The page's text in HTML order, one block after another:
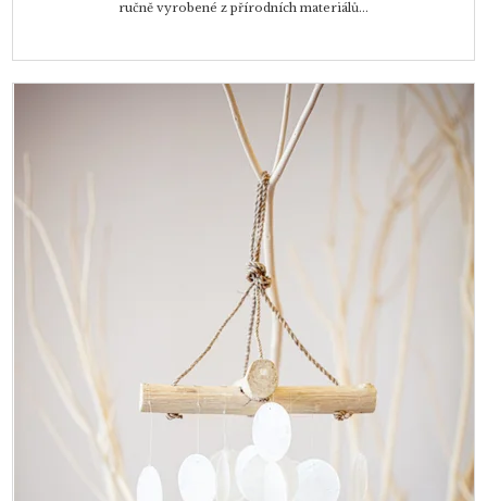
ručně vyrobené z přírodních materiálů...